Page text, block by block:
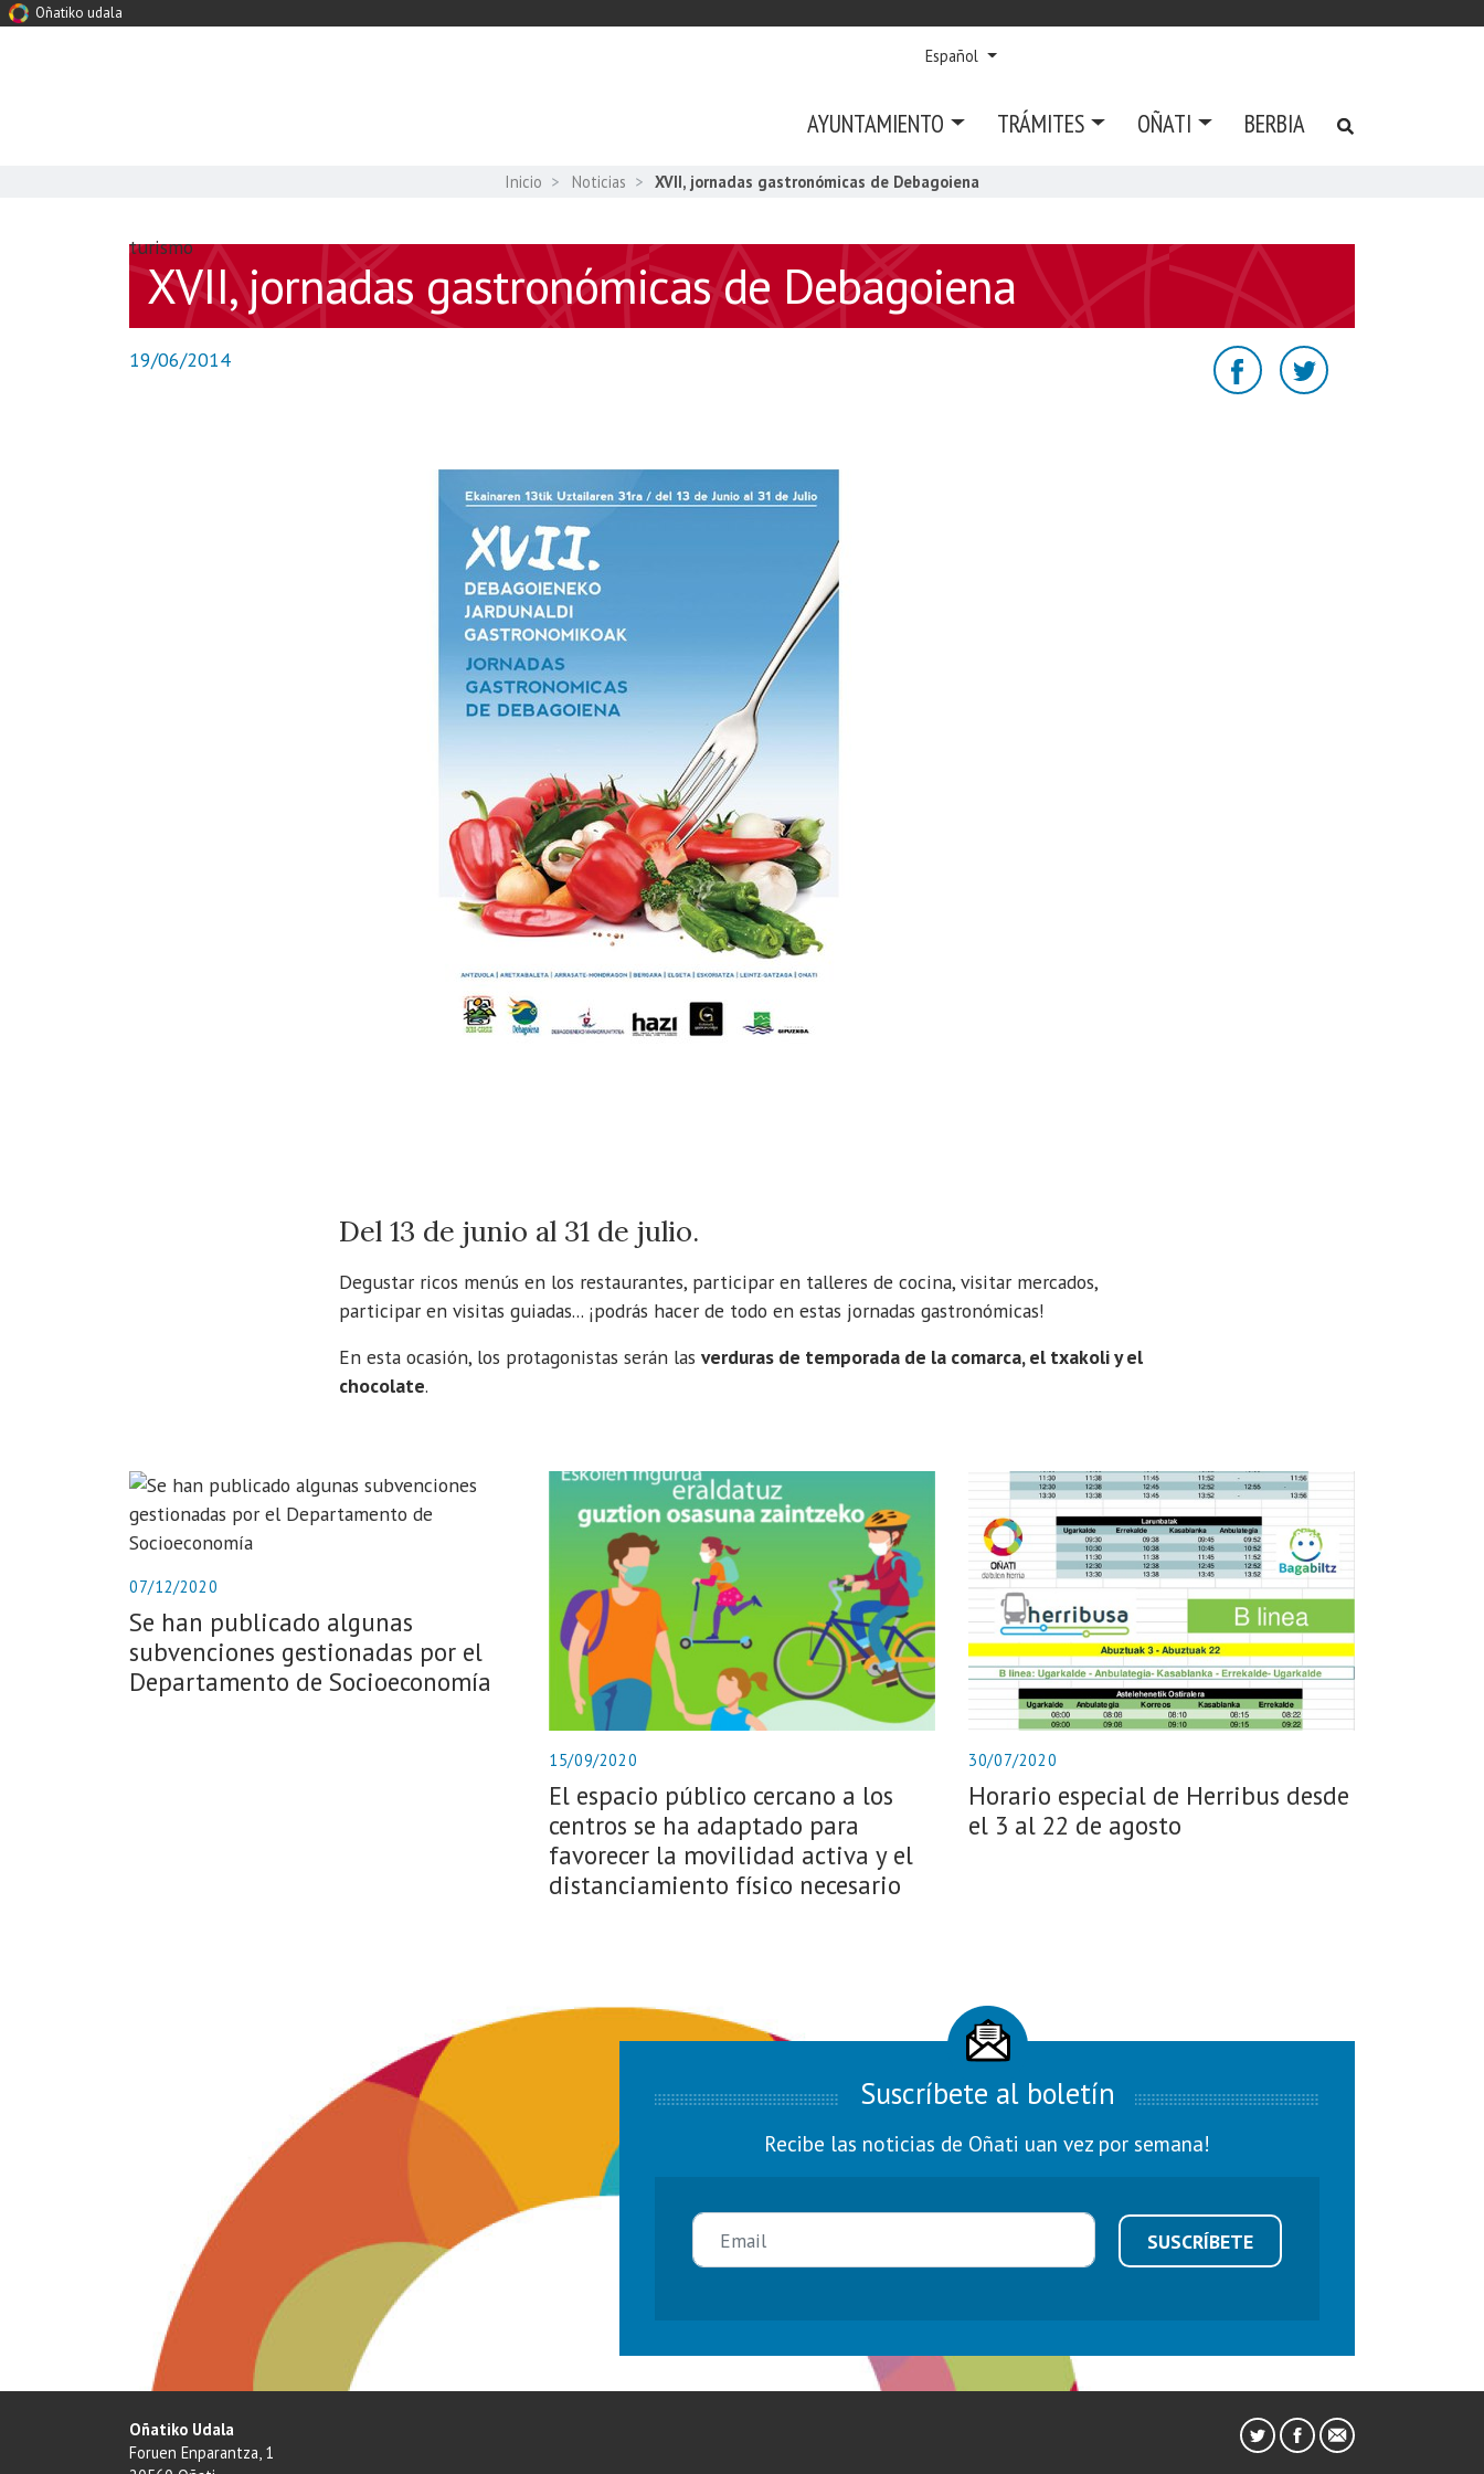
Oñatiko udala
Español
AYUNTAMIENTO TRÁMITES OÑATI BERBIA
Inicio Noticias XVII, jornadas gastronómicas de Debagoiena
turismo
XVII, jornadas gastronómicas de Debagoiena
19/06/2014
Del 13 de junio al 31 de julio.
Degustar ricos menús en los restaurantes, participar en talleres de cocina, visitar mercados,
participar en visitas guiadas... ¡podrás hacer de todo en estas jornadas gastronómicas!
En esta ocasión, los protagonistas serán las verduras de temporada de la comarca, el txakoli y el
chocolate.
07/12/2020
Se han publicado algunas
subvenciones gestionadas por el
Departamento de Socioeconomía
15/09/2020
El espacio público cercano a los
centros se ha adaptado para
favorecer la movilidad activa y el
distanciamiento físico necesario
30/07/2020
Horario especial de Herribus desde
el 3 al 22 de agosto
Suscríbete al boletín
Recibe las noticias de Oñati uan vez por semana!
SUSCRÍBETE
Oñatiko Udala
Foruen Enparantza, 1